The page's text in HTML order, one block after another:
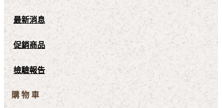
最新消息
促銷商品
檢驗報告
購 物 車